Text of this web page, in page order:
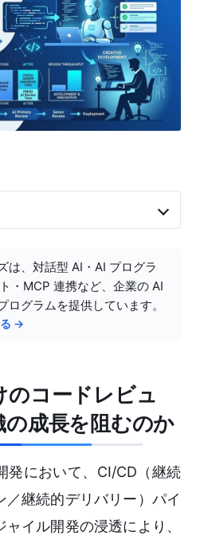
は、対話型 AI・AI プログラ
・MCP 連携など、企業の AI
ログラムを提供しています。
る →
のコードレビュ
の成長を阻むのか
発において、CI/CD（継続
／継続的デリバリー）パイ
イル開発の浸透により、